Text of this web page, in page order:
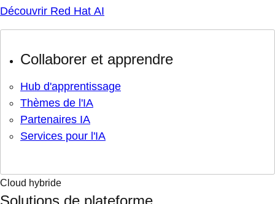
Découvrir Red Hat AI
Collaborer et apprendre
Hub d'apprentissage
Thèmes de l'IA
Partenaires IA
Services pour l'IA
Cloud hybride
Solutions de plateforme